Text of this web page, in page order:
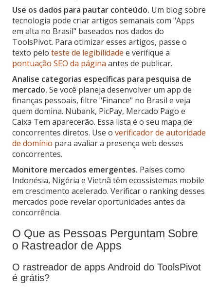
Use os dados para pautar conteúdo. Um blog sobre
tecnologia pode criar artigos semanais com "Apps
em alta no Brasil" baseados nos dados do
ToolsPivot. Para otimizar esses artigos, passe o
texto pelo teste de legibilidade e verifique a
pontuação SEO da página antes de publicar.
Analise categorias específicas para pesquisa de
mercado. Se você planeja desenvolver um app de
finanças pessoais, filtre "Finance" no Brasil e veja
quem domina. Nubank, PicPay, Mercado Pago e
Caixa Tem aparecerão. Essa lista é o seu mapa de
concorrentes diretos. Use o verificador de autoridade
de domínio para avaliar a presença web desses
concorrentes.
Monitore mercados emergentes. Países como
Indonésia, Nigéria e Vietnã têm ecossistemas mobile
em crescimento acelerado. Verificar o ranking desses
mercados pode revelar oportunidades antes da
concorrência.
O Que as Pessoas Perguntam Sobre
o Rastreador de Apps
O rastreador de apps Android do ToolsPivot
é grátis?